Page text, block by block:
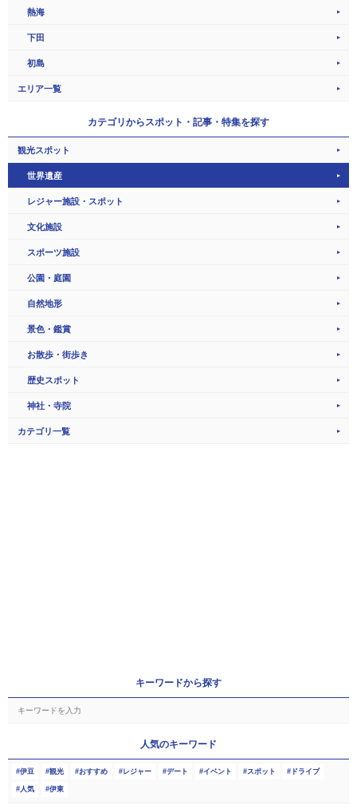
熱海
下田
初島
エリア一覧
カテゴリからスポット・記事・特集を探す
観光スポット
世界遺産
レジャー施設・スポット
文化施設
スポーツ施設
公園・庭園
自然地形
景色・鑑賞
お散歩・街歩き
歴史スポット
神社・寺院
カテゴリ一覧
キーワードから探す
人気のキーワード
伊豆 観光 おすすめ レジャー デート イベント スポット ドライブ
人気 伊東